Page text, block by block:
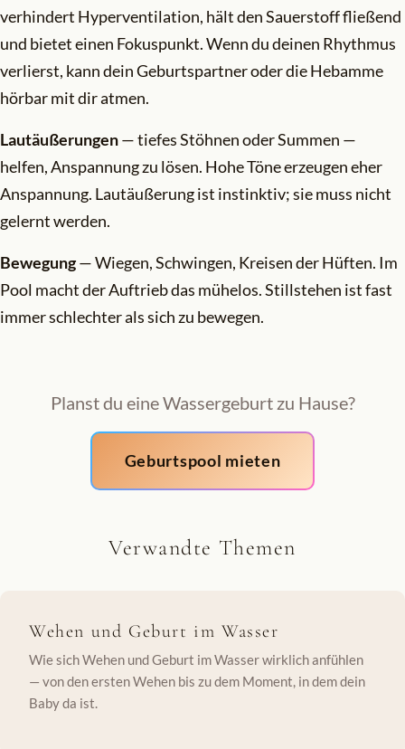
verhindert Hyperventilation, hält den Sauerstoff fließend
und bietet einen Fokuspunkt. Wenn du deinen Rhythmus
verlierst, kann dein Geburtspartner oder die Hebamme
hörbar mit dir atmen.
Lautäußerungen— tiefes Stöhnen oder Summen —
helfen, Anspannung zu lösen. Hohe Töne erzeugen eher
Anspannung. Lautäußerung ist instinktiv; sie muss nicht
gelernt werden.
Bewegung— Wiegen, Schwingen, Kreisen der Hüften. Im
Pool macht der Auftrieb das mühelos. Stillstehen ist fast
immer schlechter als sich zu bewegen.
Planst du eine Wassergeburt zu Hause?
Geburtspool mieten
Verwandte Themen
Wehen und Geburt im Wasser
Wie sich Wehen und Geburt im Wasser wirklich anfühlen
— von den ersten Wehen bis zu dem Moment, in dem dein
Baby da ist.